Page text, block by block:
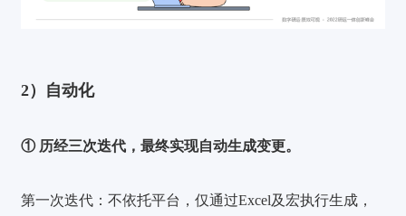
2）自动化
① 历经三次迭代，最终实现自动生成变更。
第一次迭代：不依托平台，仅通过Excel及宏执行生成，